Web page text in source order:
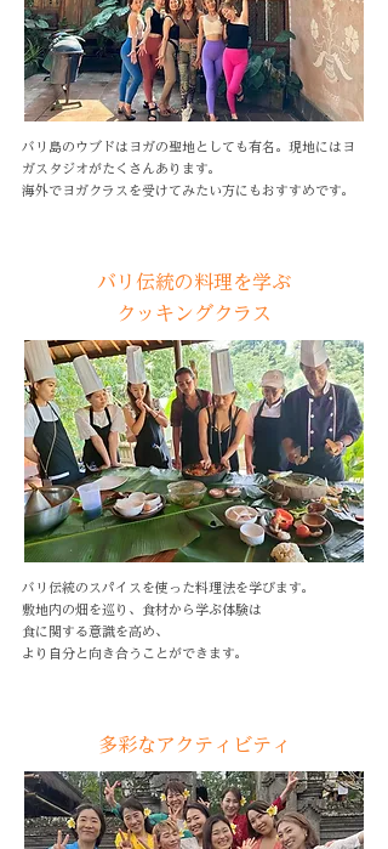
バリ島のウブドはヨガの聖地としても有名。現地にはヨ
ガスタジオがたくさんあります。
海外でヨガクラスを受けてみたい方にもおすすめです。
バリ伝統の料理を学ぶ
クッキングクラス
バリ伝統のスパイスを使った料理法を学びます。
敷地内の畑を巡り、食材から学ぶ体験は
食に関する意識を高め、
より自分と向き合うことができます。
多彩なアクティビティ